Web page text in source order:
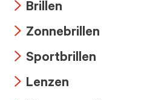
icon
Brillen
icon
Zonnebrillen
icon
Sportbrillen
Lenzen